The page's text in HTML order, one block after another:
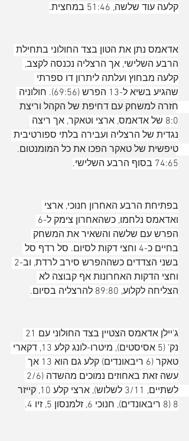
קלעה עוד שלשה, 51:46 במחצית.
אדאמס נתן את הטון בצד החולוני בתחילת
הרבע השלישי, אך הרצליה נכנסה לקצב,
קלעה מבחוץ ועלתה ליתרון דו ספרתי
שהגיע בשיא ל-13 הפרש (69:56). חולוניה
חזרה למשחק עם דחיפת של הקהל וריצת
8:0 של אדאמס, ארצי וטאקר, אך ריצה
נגדית של הרצליה ועבירה בלתי ספורטיבית
טיפשית של טאקר הפכו את כל המומנטום.
74:65 בסוף הרבע השלישי.
בפתיחת הרבע האחרון חנוכי, ארצי
הפרש עם שלשה והשאיר את המשחק
בחיים כ-4 וחצי דקות לסיום. סל רדף סל
וחצי הדקות האחרונות אף קבוצה לא
הצליחה לקלוע, 89:80 להרצליה בסיום.
נק' (5 אסיסטים), מיטרו-לונג קלע 13, דקארי
טאקר (6 ריבאונדים) קלע גם הוא 13 אך
לשתיים, 3/11 לשלוש), ארצי קלע 10, קייזר
8 (8 ריבאונדים), חנוכי 6, זלמנסון 5, זיו 4.